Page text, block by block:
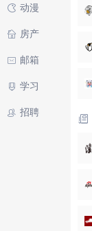
动漫
房产
邮箱
学习
招聘